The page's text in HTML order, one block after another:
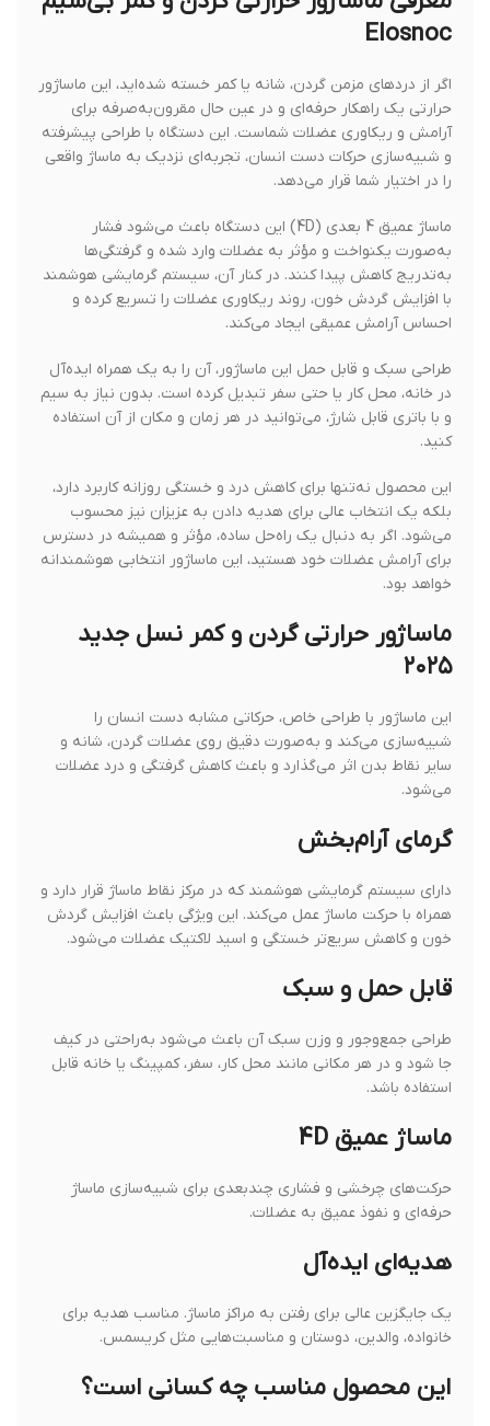
Elosnoc
اگر از دردهای مزمن گردن، شانه یا کمر خسته شده‌اید، این ماساژور
حرارتی یک راهکار حرفه‌ای و در عین حال مقرون‌به‌صرفه برای
آرامش و ریکاوری عضلات شماست. این دستگاه با طراحی پیشرفته
و شبیه‌سازی حرکات دست انسان، تجربه‌ای نزدیک به ماساژ واقعی
را در اختیار شما قرار می‌دهد.
ماساژ عمیق 4 بعدی (4D) این دستگاه باعث می‌شود فشار
به‌صورت یکنواخت و مؤثر به عضلات وارد شده و گرفتگی‌ها
به‌تدریج کاهش پیدا کنند. در کنار آن، سیستم گرمایشی هوشمند
با افزایش گردش خون، روند ریکاوری عضلات را تسریع کرده و
احساس آرامش عمیقی ایجاد می‌کند.
طراحی سبک و قابل حمل این ماساژور، آن را به یک همراه ایده‌آل
در خانه، محل کار یا حتی سفر تبدیل کرده است. بدون نیاز به سیم
و با باتری قابل شارژ، می‌توانید در هر زمان و مکان از آن استفاده
کنید.
این محصول نه‌تنها برای کاهش درد و خستگی روزانه کاربرد دارد،
بلکه یک انتخاب عالی برای هدیه دادن به عزیزان نیز محسوب
می‌شود. اگر به دنبال یک راه‌حل ساده، مؤثر و همیشه در دسترس
برای آرامش عضلات خود هستید، این ماساژور انتخابی هوشمندانه
خواهد بود.
ماساژور حرارتی گردن و کمر نسل جدید
۲۰۲۵
این ماساژور با طراحی خاص، حرکاتی مشابه دست انسان را
شبیه‌سازی می‌کند و به‌صورت دقیق روی عضلات گردن، شانه و
سایر نقاط بدن اثر می‌گذارد و باعث کاهش گرفتگی و درد عضلات
می‌شود.
گرمای آرام‌بخش
دارای سیستم گرمایشی هوشمند که در مرکز نقاط ماساژ قرار دارد و
همراه با حرکت ماساژ عمل می‌کند. این ویژگی باعث افزایش گردش
خون و کاهش سریع‌تر خستگی و اسید لاکتیک عضلات می‌شود.
قابل حمل و سبک
طراحی جمع‌وجور و وزن سبک آن باعث می‌شود به‌راحتی در کیف
جا شود و در هر مکانی مانند محل کار، سفر، کمپینگ یا خانه قابل
استفاده باشد.
ماساژ عمیق 4D
حرکت‌های چرخشی و فشاری چندبعدی برای شبیه‌سازی ماساژ
حرفه‌ای و نفوذ عمیق به عضلات.
هدیه‌ای ایده‌آل
یک جایگزین عالی برای رفتن به مراکز ماساژ. مناسب هدیه برای
خانواده، والدین، دوستان و مناسبت‌هایی مثل کریسمس.
این محصول مناسب چه کسانی است؟